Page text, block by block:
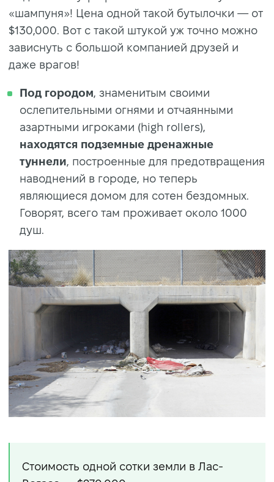
«шампуня»! Цена одной такой бутылочки — от
$130,000. Вот с такой штукой уж точно можно
зависнуть с большой компанией друзей и
даже врагов!
Под городом , знаменитым своими
ослепительными огнями и отчаянными
азартными игроками (high rollers),
находятся подземные дренажные
туннели , построенные для предотвращения
наводнений в городе, но теперь
являющиеся домом для сотен бездомных.
Говорят, всего там проживает около 1000
душ.
Стоимость одной сотки земли в Лас-